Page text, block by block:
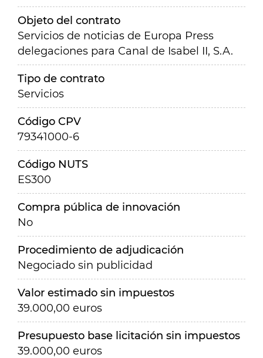
Objeto del contrato
Servicios de noticias de Europa Press
delegaciones para Canal de Isabel II, S.A.
Tipo de contrato
Servicios
Código CPV
79341000-6
Código NUTS
ES300
Compra pública de innovación
No
Procedimiento de adjudicación
Negociado sin publicidad
Valor estimado sin impuestos
39.000,00 euros
Presupuesto base licitación sin impuestos
39.000,00 euros